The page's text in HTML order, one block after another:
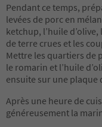
Pendant ce temps,
levées de porc en
ketchup, l’huile
de terre crues et les
Mettre les quartiers de
le romarin et l’huile
ensuite sur une plaque
Après une heure de
généreusement la